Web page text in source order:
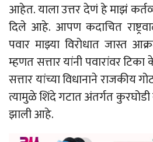
आहेत. याला उत्तर देणं हे माझं
दिले आहे. आपण कदाचित
पवार माझ्या विरोधात जास्त
म्हणत सत्तार यांनी पवारांवर
सत्तार यांच्या विधानाने
त्यामुळे शिंदे गटात अंतर्गत
झाली आहे.